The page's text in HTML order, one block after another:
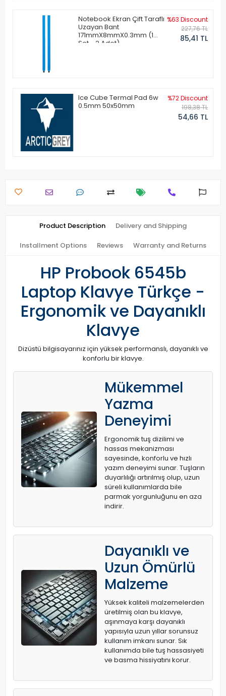
Notebook Ekran Çift Taraflı
Uzayan Bant
171mmX8mmX0.3mm (1
Set - 2 Adet)
%63 Discount
227,76 TL
85,41 TL
Ice Cube Termal Pad 6w
0.5mm 50x50mm
%72 Discount
198,38 TL
54,66 TL
Product Description Delivery and Shipping
Installment Options Reviews Warranty and Returns
HP Probook 6545b
Laptop Klavye Türkçe -
Ergonomik ve Dayanıklı
Klavye
Dizüstü bilgisayarınız için yüksek performanslı, dayanıklı ve
konforlu bir klavye.
Mükemmel
Yazma
Deneyimi
Ergonomik tuş dizilimi ve
hassas mekanizması
sayesinde, konforlu ve hızlı
yazım deneyimi sunar. Tuşların
duyarlılığı artırılmış olup, uzun
süreli kullanımlarda bile
parmak yorgunluğunu en aza
indirir.
Dayanıklı ve
Uzun Ömürlü
Malzeme
Yüksek kaliteli malzemelerden
üretilmiş olan bu klavye,
aşınmaya karşı dayanıklı
yapısıyla uzun yıllar sorunsuz
kullanım imkanı sunar. Sık
kullanımda bile tuş hassasiyeti
ve basma hissiyatını korur.